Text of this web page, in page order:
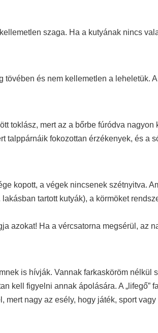
szaga. Ha a kutyának nincs
és nem kellemetlen a leheletük.
toklász, mert az a bőrbe fúródva nagyon
talppárnáik fokozottan érzékenyek, és a
kopott, a végek nincsenek szétnyitva.
tartott kutyák), a körmöket
azokat! Ha a vércsatorna megsérül, az
is hívják. Vannak farkasköröm nélkül
kell figyelni annak ápolására. A „lifegő”
nagy az esély, hogy játék, sport vagy